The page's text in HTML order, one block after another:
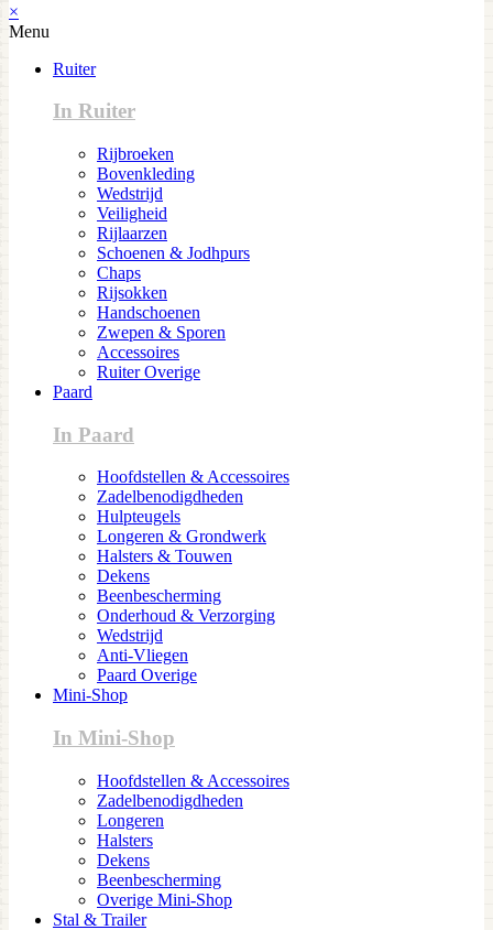
×
Menu
Ruiter
In Ruiter
Rijbroeken
Bovenkleding
Wedstrijd
Veiligheid
Rijlaarzen
Schoenen & Jodhpurs
Chaps
Rijsokken
Handschoenen
Zwepen & Sporen
Accessoires
Ruiter Overige
Paard
In Paard
Hoofdstellen & Accessoires
Zadelbenodigdheden
Hulpteugels
Longeren & Grondwerk
Halsters & Touwen
Dekens
Beenbescherming
Onderhoud & Verzorging
Wedstrijd
Anti-Vliegen
Paard Overige
Mini-Shop
In Mini-Shop
Hoofdstellen & Accessoires
Zadelbenodigdheden
Longeren
Halsters
Dekens
Beenbescherming
Overige Mini-Shop
Stal & Trailer